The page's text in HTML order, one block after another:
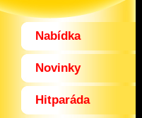
Nabídka
Novinky
Hitparáda